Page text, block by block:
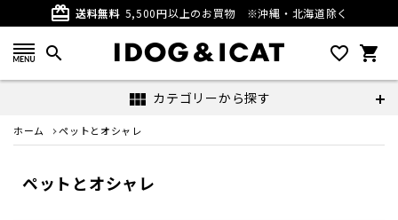
card_giftcard 送料無料 5,500円以上のお買物 ※沖縄・北海道除く
search favorite_outline shopping_cart
view_module カテゴリーから探す
ホーム ペットとオシャレ
ペットとオシャレ